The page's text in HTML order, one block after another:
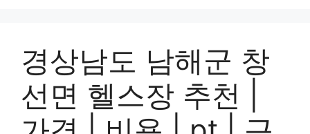
경상남도 남해군 창
선면 헬스장 추천 |